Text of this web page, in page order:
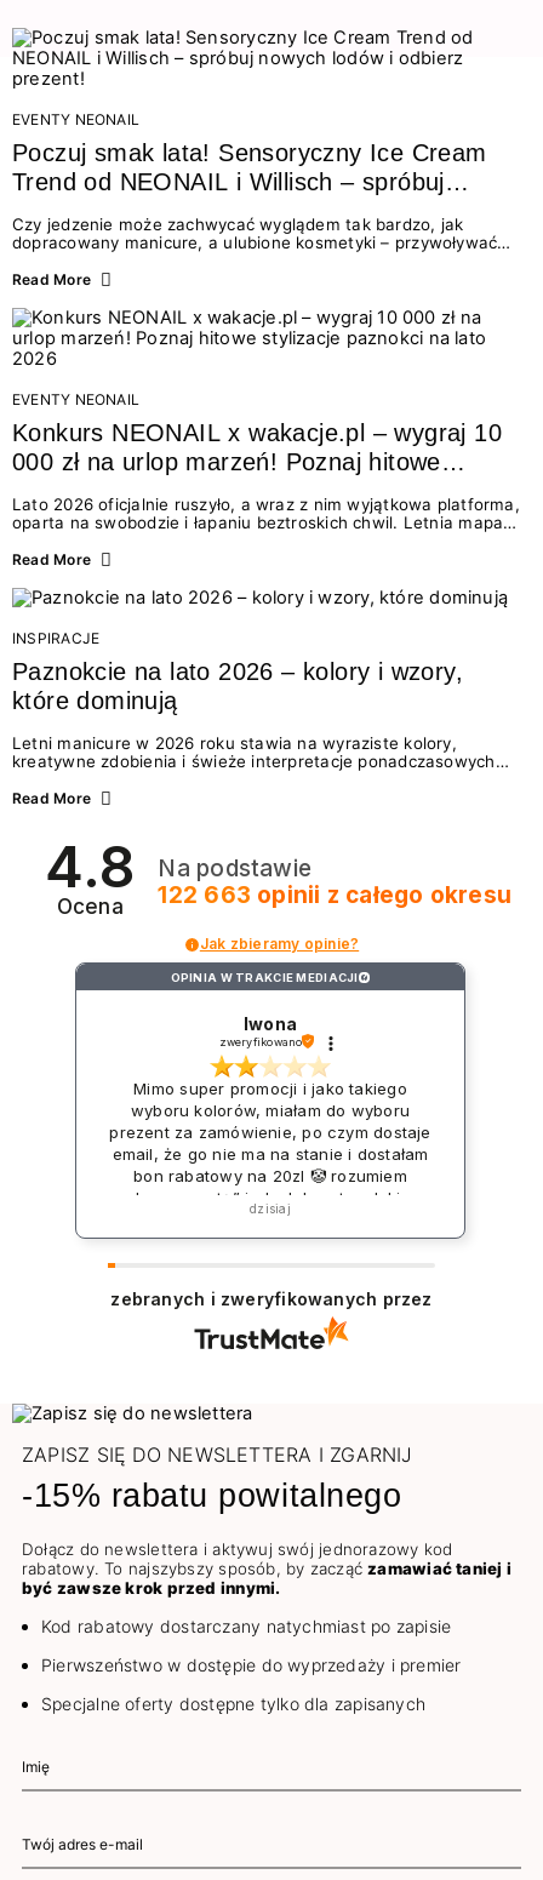
EVENTY NEONAIL
Poczuj smak lata! Sensoryczny Ice Cream
Trend od NEONAIL i Willisch – spróbuj
nowych lodów i odbierz prezent!
Czy jedzenie może zachwycać wyglądem tak bardzo, jak
dopracowany manicure, a ulubione kosmetyki – przywoływać
świata beauty i oszałamiających deserów to coś więcej niż
zmysłami: przez soczysty kolor, aksamitną teksturę,
orzeźwiający zapach i słodki akcent na podniebieniu. Tego lata
NEONAIL łączy siły z marką Willisch, tworząc unikalny projekt
na styku jedzenia i piękna....
Read More
EVENTY NEONAIL
Konkurs NEONAIL x wakacje.pl – wygraj 10
000 zł na urlop marzeń! Poznaj hitowe
Lato 2026 oficjalnie ruszyło, a wraz z nim wyjątkowa platforma,
oparta na swobodzie i łapaniu beztroskich chwil. Letnia mapa
doświadczenia wakacji – od spontanicznych wyjazdów, przez
Motywem przewodnim jest eksplorowanie i kolekcjonowanie
letnich momentów. Z tej okazji przygotowaliśmy coś absolutnie
wyjątkowego: wielki konkurs z wakacje.pl oraz dawkę
najgorętszych trendów w...
Read More
INSPIRACJE
Paznokcie na lato 2026 – kolory i wzory,
które dominują
Letni manicure w 2026 roku stawia na wyraziste kolory,
kreatywne zdobienia i świeże interpretacje ponadczasowych
zarówno energetycznych odcieni inspirowanych wakacjami, jak
2026? Znajdź inspirację dla swojego manicure!
Read More
4.8
Ocena
Na podstawie
122 663 opinii z całego okresu
Jak zbieramy opinie?
OPINIA W TRAKCIE MEDIACJI ?
Iwona
zweryfikowano
Mimo super promocji i jako takiego
wyboru kolorów, miałam do wyboru
prezent za zamówienie, po czym dostaje
email, że go nie ma na stanie i dostałam
bon rabatowy na 20zl 🤡 rozumiem
„rekompensatę” jednak koszt np lakieru
to 39zł plus koszt przesyłki co jest w
żaden sposób niezadowalające.
dzisiaj
zebranych i zweryfikowanych przez
ZAPISZ SIĘ DO NEWSLETTERA I ZGARNIJ
-15% rabatu powitalnego
Dołącz do newslettera i aktywuj swój jednorazowy kod
rabatowy. To najszybszy sposób, by zacząćzamawiać taniej i
być zawsze krok przed innymi.
Kod rabatowy dostarczany natychmiast po zapisie
Pierwszeństwo w dostępie do wyprzedaży i premier
Specjalne oferty dostępne tylko dla zapisanych